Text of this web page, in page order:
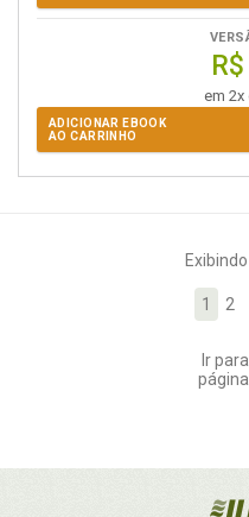
em 2x
ADICIONAR EBOOK
AO CARRINHO
Exibindo
1 2
Ir para